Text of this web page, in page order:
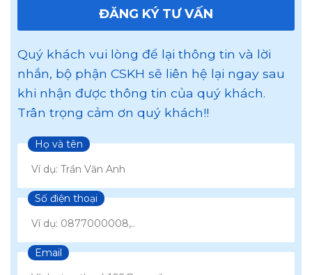
ĐĂNG KÝ TƯ VẤN
Quý khách vui lòng để lại thông tin và lời
nhắn, bộ phận CSKH sẽ liên hệ lại ngay sau
khi nhận được thông tin của quý khách.
Trân trọng cảm ơn quý khách!!
Họ và tên
Số điện thoại
Email